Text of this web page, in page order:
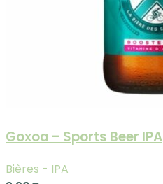
Goxoa – Sports Beer IPA
Bières - IPA